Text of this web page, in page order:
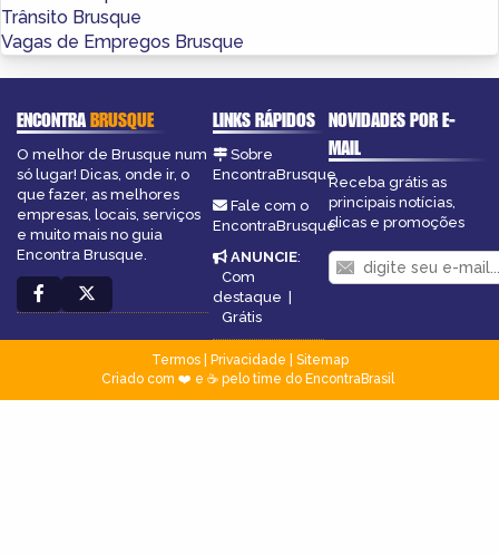
Trânsito Brusque
Vagas de Empregos Brusque
ENCONTRABRUSQUE
O melhor de Brusque num
só lugar! Dicas, onde ir, o
que fazer, as melhores
empresas, locais, serviços
e muito mais no guia
Encontra Brusque.
LINKS RÁPIDOS
Sobre
EncontraBrusque
Fale com o
EncontraBrusque
ANUNCIE:
Com
destaque |
Grátis
NOVIDADES POR E-
MAIL
Receba grátis as
principais notícias,
dicas e promoções
Termos| Privacidade
Sitemap
Criado com ❤️ e ☕ pelo time do EncontraBrasil